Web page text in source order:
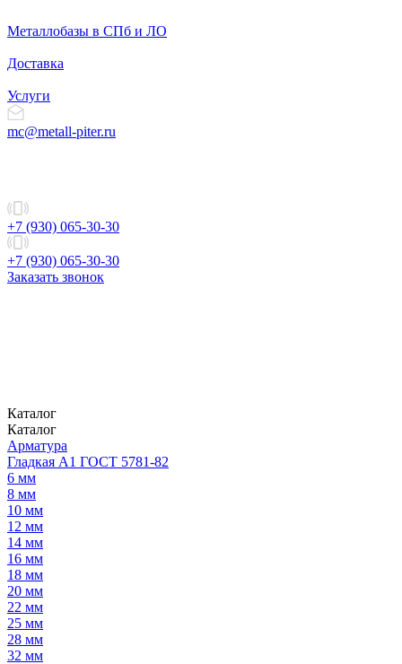
Металлобазы в СПб и ЛО
Доставка
Услуги
mc@metall-piter.ru
+7 (930) 065-30-30
+7 (930) 065-30-30
Заказать звонок
Каталог
Каталог
Арматура
Гладкая А1 ГОСТ 5781-82
6 мм
8 мм
10 мм
12 мм
14 мм
16 мм
18 мм
20 мм
22 мм
25 мм
28 мм
32 мм